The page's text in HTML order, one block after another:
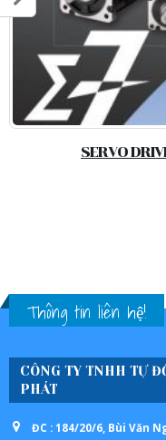
SERVO
Thông tin liên hệ!
CÔNG TY TNHH TỰ
PHÁT
ĐC : 184/20/6, Bùi Văn